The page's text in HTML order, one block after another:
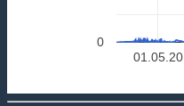
01.05.20
0